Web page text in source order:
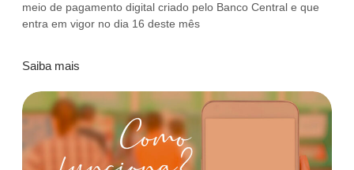
meio de pagamento digital criado pelo Banco Central e que
entra em vigor no dia 16 deste mês
Saiba mais